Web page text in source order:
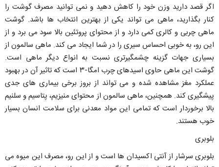
اگر قصد دارید وزن خود را کاهش دهید و نمی توانید مصرف گوشت را
کنار بگذارید، ماهی می تواند یکی از بهترین انتخاب ها باشد. گوشت
ماهی چربی و کالری کمی دارد و از محتوای پروتئین بالا سود می برد و از
این رو، به خوبی احساس سیری را در شما ایجاد می کند. ماهی سالمون از
بسیاری جهات گزینه چشمگیرتری نسبت به انواع دیگر ماهی است.
گوشت این ماهی حاوی اسیدهای چرب امگا-۳ است که تاثیر آن در بهبود
عملکرد مغز مشاهده شده و می تواند از بروز برخی بیماری های جدی
پیشگیری کند. همچنین، ماهی سالمون از محتوای منیزیم، پتاسیم و سلنیم
بالا برخوردار است که تمامی این مواد معدنی برای سلامت انسان بسیار
خوب هستند.
بلوبری
بلوبری سرشار از آنتی اکسیدان ها است و از این رو، مصرف این میوه می